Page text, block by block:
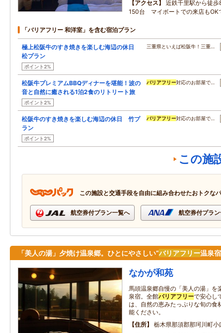
アクセス
近鉄千里駅から徒
150台 マイボートでの来店もOK
「バリアフリー 和洋室」を含む宿泊プラン
極上松阪牛のすき焼きを楽しむ海辺の休日
松プラン
ポイント2%
三重県といえば松阪牛！三重…
松阪牛プレミアムBBQディナーを堪能！波の
音と自然に癒される1泊2食のリトリート旅
ポイント2%
バリアフリー対応のお部屋で…
松阪牛のすき焼きを楽しむ海辺の休日 竹プ
ラン
ポイント2%
バリアフリー対応のお部屋で…
この施
この施設と交通手段を自由に組み合わせたおトクな
航空券付プラン一覧へ 航空券付プラ
「美人の湯」夕焼け温泉郷。ひとにやさしい“バリアフリー温泉
なかが和苑
馬頭温泉郷自慢の「美人の湯」を
泉宿。全館バリアフリーで安心し
は、自然の恵みたっぷりな旬の食
能ください。
住所
栃木県那須郡那珂川町小